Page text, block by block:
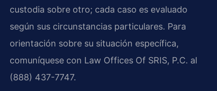
custodia sobre otro; cada caso es evaluado
según sus circunstancias particulares. Para
orientación sobre su situación específica,
comuníquese con Law Offices Of SRIS, P.C. al
(888) 437-7747.